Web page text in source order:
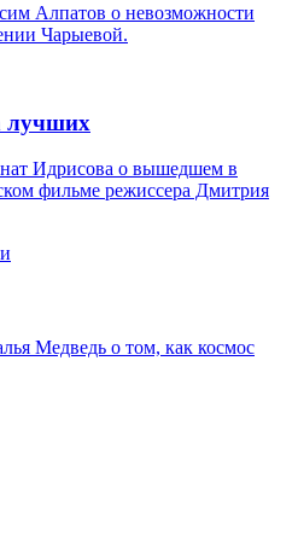
Алпатов о невозможности
Чарыевой.
лучших
Идрисова о вышедшем в
фильме режиссера Дмитрия
Медведь о том, как космос